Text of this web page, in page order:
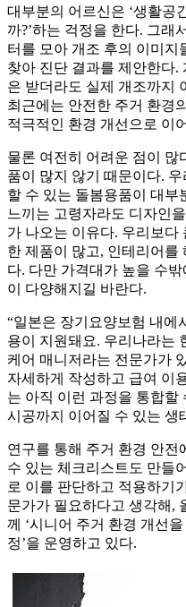
대부분의 어르신은 ‘생활공
까?’하는 걱정을 한다. 그래
터를 모아 개조 후의 이미지
찾아 진단 결과를 제안한다.
은 받더라도 실제 개조까지
최근에는 안전한 주거 환경
적극적인 환경 개선으로 이
물론 여전히 어려운 점이 많
품이 많지 않기 때문이다.
할 수 있는 돌봄용품이 대부
느끼는 고령자라도 디자인
가 나오는 이유다. 우리보다
한 제품이 많고, 인테리어를
다. 다만 가격대가 높을 수
이 다양해지길 바란다.
“일본은 장기요양보험 내에
용이 지원돼요. 우리나라는
케어 매니저라는 전문가가
자세하게 작성하고 급여 이
는 아직 이런 과정을 통합할
시공까지 이어질 수 있는 생
연구를 통해 주거 환경 안전
수 있는 체크리스트도 만들
로 이를 판단하고 적용하기
문가가 필요하다고 생각해,
께 ‘시니어 주거 환경 개선
정’을 운영하고 있다.